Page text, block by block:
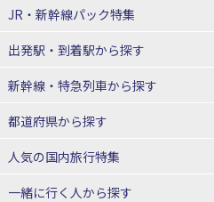
JR・新幹線パック特集
JR・新幹線＋ホテルパック
出張パック
出発駅・到着駅から探す
秋田⇔東京 新幹線パック
仙台→東京 新幹線パック
富山⇔東京 新幹線パック
東京→仙台 新幹線パック
新幹線・特急列車から探す
北海道新幹線 旅行
山形新幹線 旅行
東海道新幹線 旅行
都道府県から探す
北海道旅行・ツアー
人気の国内旅行特集
東京ディズニーリゾート®への旅
一緒に行く人から探す